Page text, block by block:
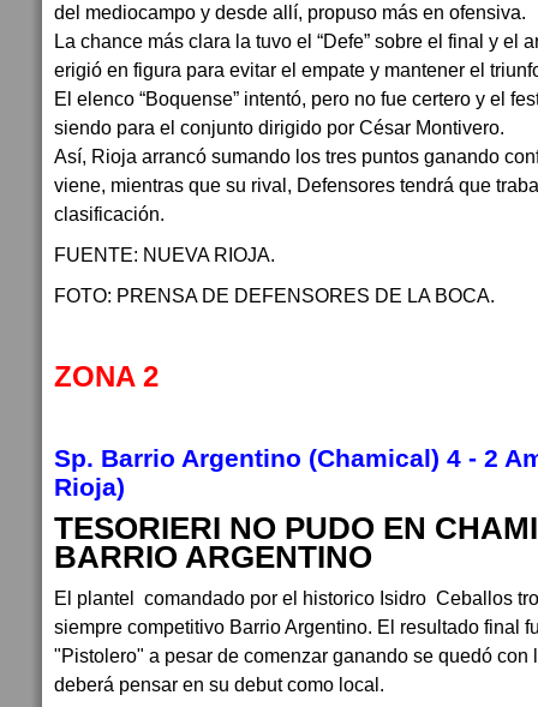
del mediocampo y desde allí, propuso más en ofensiva.
La chance más clara la tuvo el “Defe” sobre el final y el
erigió en figura para evitar el empate y mantener el
El elenco “Boquense” intentó, pero no fue certero y el
siendo para el conjunto dirigido por César Montivero.
Así, Rioja arrancó sumando los tres puntos ganando
viene, mientras que su rival, Defensores tendrá que
clasificación.
FUENTE: NUEVA RIOJA.
FOTO: PRENSA DE DEFENSORES DE LA BOCA.
ZONA 2
Sp. Barrio Argentino (Chamical) 4 - 2
Rioja)
TESORIERI NO PUDO EN
BARRIO ARGENTINO
El plantel comandado por el historico Isidro Ceballos
siempre competitivo Barrio Argentino. El resultado final
"Pistolero" a pesar de comenzar ganando se quedó con
deberá pensar en su debut como local.